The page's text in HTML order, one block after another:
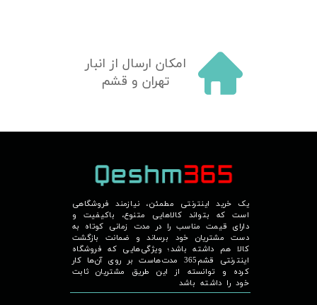
امکان ارسال از انبار
تهران و قشم
یک خرید اینترنتی مطمئن، نیازمند فروشگاهی
است که بتواند کالاهایی متنوع، باکیفیت و
دارای قیمت مناسب را در مدت زمانی کوتاه به
دست مشتریان خود برساند و ضمانت بازگشت
کالا هم داشته باشد؛ ویژگی‌هایی که فروشگاه
اینترنتی قشم365 مدت‌هاست بر روی آن‌ها کار
کرده و توانسته از این طریق مشتریان ثابت
خود را داشته باشد